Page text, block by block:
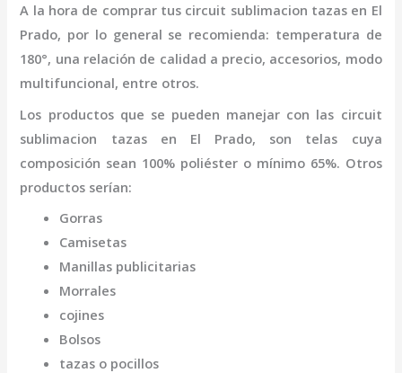
A la hora de comprar tus circuit sublimacion tazasen El
Prado, por lo general se recomienda: temperatura de
180°, una relación de calidad a precio, accesorios, modo
multifuncional, entre otros.
Los productos que se pueden manejar con las circuit
sublimacion tazasen El Prado, son telas cuya
composición sean 100% poliéster o mínimo 65%. Otros
productos serían:
Gorras
Camisetas
Manillas publicitarias
Morrales
cojines
Bolsos
tazas o pocillos